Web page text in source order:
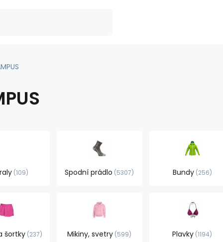
109 Spodní prádlo 5307 Bundy 256
šortky 237 Mikiny, svetry 599 Plavky 1194